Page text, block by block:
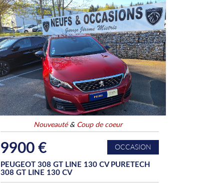
Nouveauté& Coup de coeur
9900 € OCCASION
PEUGEOT 308 GT LINE 130 CV PURETECH
308 GT LINE 130 CV